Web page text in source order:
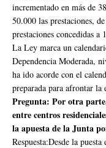
incrementado en más de
50.000 las prestaciones,
prestaciones concedidas a
La Ley marca un
Dependencia Moderada,
ha ido acorde con el
preparada para afrontar
Pregunta: Por otra
entre centros
la apuesta de la Junta
Respuesta:Desde la